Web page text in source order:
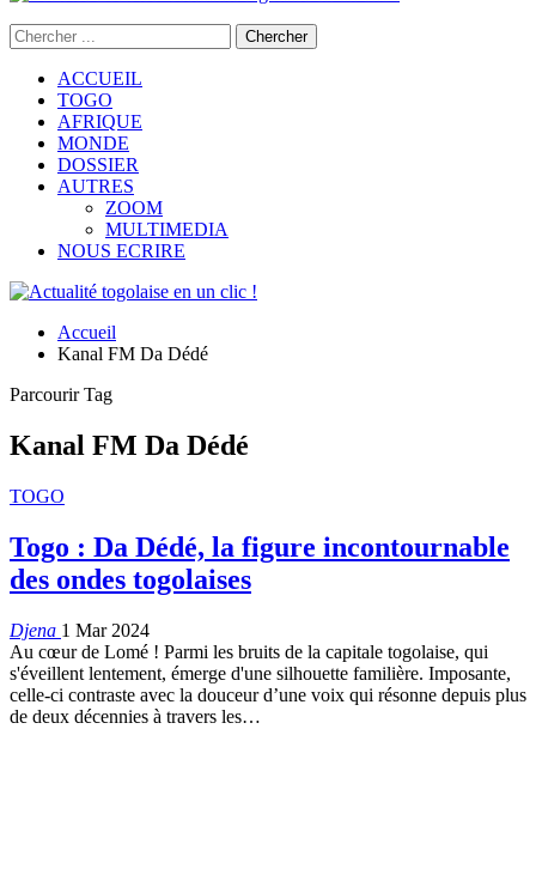
ACCUEIL
TOGO
AFRIQUE
MONDE
DOSSIER
AUTRES
ZOOM
MULTIMEDIA
NOUS ECRIRE
Accueil
Kanal FM Da Dédé
Parcourir Tag
Kanal FM Da Dédé
TOGO
Togo : Da Dédé, la figure incontournable
des ondes togolaises
Djena 1 Mar 2024
Au cœur de Lomé ! Parmi les bruits de la capitale togolaise, qui
s'éveillent lentement, émerge d'une silhouette familière. Imposante,
celle-ci contraste avec la douceur d’une voix qui résonne depuis plus
de deux décennies à travers les…